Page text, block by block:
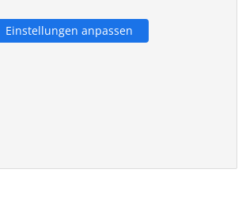
Einstellungen anpassen